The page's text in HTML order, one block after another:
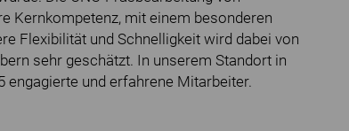
Kernkompetenz, mit einem besonderen
Flexibilität und Schnelligkeit wird dabei von
sehr geschätzt. In unserem Standort in
engagierte und erfahrene Mitarbeiter.